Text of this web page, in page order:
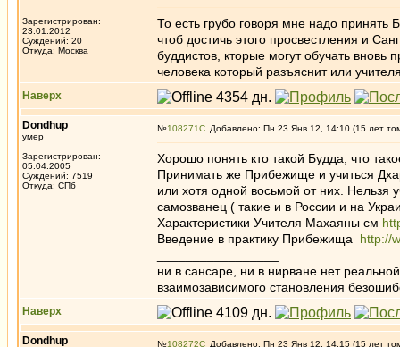
Зарегистрирован:
23.01.2012
Суждений: 20
Откуда: Москва
То есть грубо говоря мне надо принять
чтоб достичь этого просвестления и
буддистов, кторые могут обучать
человека который разъяснит или
Наверх
Dondhup
умер
Зарегистрирован:
05.04.2005
Суждений: 7519
Откуда: СПб
№108271 Добавлено: Пн 23 Янв 12, 14:10 (15 лет
Хорошо понять кто такой Будда, что
Принимать же Прибежище и учиться
или хотя одной восьмой от них. Нельзя
самозванец ( такие и в России и на
Характеристики Учителя Махаяны см
Введение в практику Прибежища http://
ни в сансаре, ни в нирване нет
взаимозависимого становления
Наверх
Dondhup №108272 Добавлено: Пн 23 Янв 12, 14:15 (15 лет